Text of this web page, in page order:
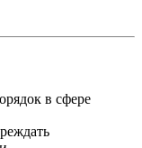
в сфере